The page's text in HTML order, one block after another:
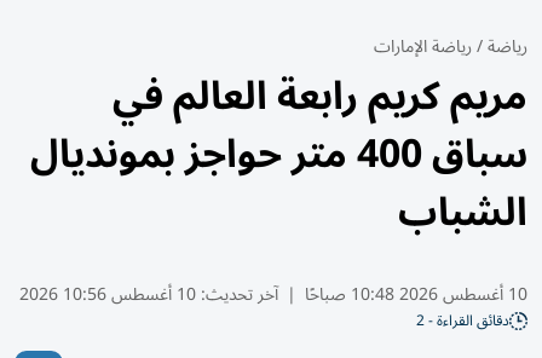
رياضة/رياضة الإمارات
مريم كريم رابعة العالم في
سباق 400 متر حواجز بمونديال
الشباب
10 أغسطس 2026 10:48 صباحًا | آخر تحديث:10 أغسطس 10:56 2026
دقائق القراءة - 2